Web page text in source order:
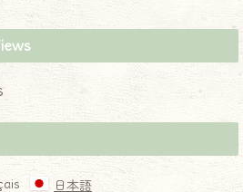
日本語